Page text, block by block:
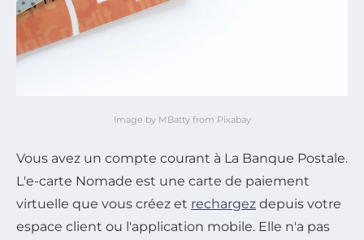
Image by MBatty from Pixabay
Vous avez un compte courant à La Banque Postale.
L'e-carte Nomade est une carte de paiement
virtuelle que vous créez et rechargez depuis votre
espace client ou l'application mobile. Elle n'a pas